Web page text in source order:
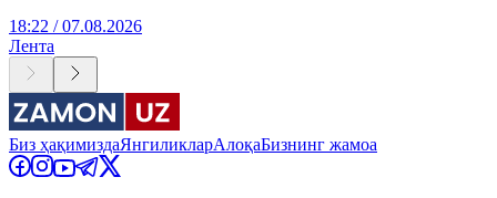
18:22 / 07.08.2026
Лента
Биз ҳақимиздаЯнгиликларАлоқаБизнинг жамоа